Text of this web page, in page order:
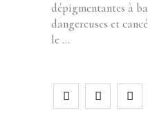
dépigmentantes à
dangereuses et
le